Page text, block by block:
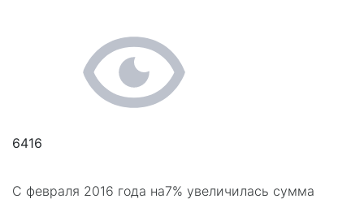
6416
С февраля 2016 года на7% увеличилась сумма